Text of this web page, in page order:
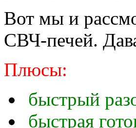
Вот мы и
СВЧ-печей.
Плюсы:
быстрый
быстрая